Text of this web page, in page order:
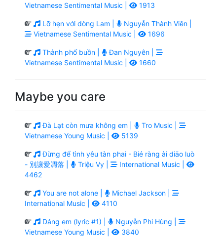
Vietnamese Sentimental Music |
1913
Lỡ hẹn với dòng Lam |
Nguyễn Thành Viên |
Vietnamese Sentimental Music |
1696
Thành phố buồn |
Đan Nguyên |
Vietnamese Sentimental Music |
1660
Maybe you care
Đà Lạt còn mưa không em |
Tro Music |
Vietnamese Young Music |
5139
Đừng để tình yêu tàn phai - Bié ràng ài diāo luò
- 別讓愛凋落 |
Triệu Vy |
International Music |
4462
You are not alone |
Michael Jackson |
International Music |
4110
Dáng em (lyric #1) |
Nguyễn Phi Hùng |
Vietnamese Young Music |
3840